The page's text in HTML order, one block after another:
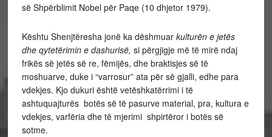
së Shpërblimit Nobel për Paqe (10 dhjetor 1979).
Kështu Shenjtëresha jonë ka dëshmuar kulturën e jetës
dhe qytetërimin e dashurisë, si përgjigje më të mirë ndaj
frikës së jetës së re, fëmijës, dhe braktisjes së të
moshuarve, duke i “varrosur” ata për së gjalli, edhe para
vdekjes. Kjo dukuri është vetëshkatërrimi i të
ashtuquajturës botës së të pasurve material, pra, kultura e
vdekjes, varfëria dhe të mjerimi shpirtëror i botës së
sotme.